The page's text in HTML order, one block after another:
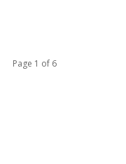
Page 1 of 6